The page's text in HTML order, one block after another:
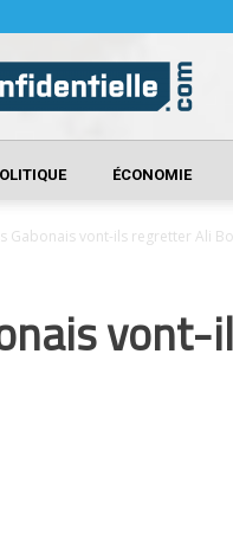
ÉCONOMIE
Gabonais vont-ils regretter Ali